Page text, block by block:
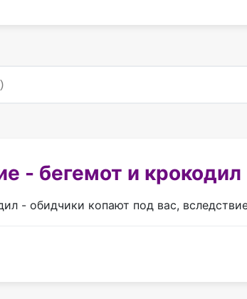
- бегемот и крокодил
- обидчики копают под вас,